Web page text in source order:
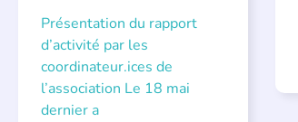
Présentation du rapport
d’activité par les
coordinateur.ices de
l’association Le 18 mai
dernier a